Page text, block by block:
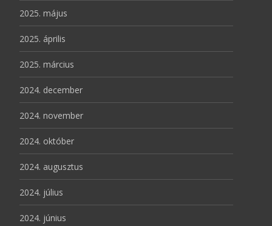
2025. május
2025. április
2025. március
2024. december
2024. november
2024. október
2024. augusztus
2024. július
2024. június